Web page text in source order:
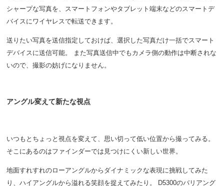
シャープな写真を、スマートフォンやタブレット端末などのスマートデ
バイスにワイヤレスで転送できます。
送りたい写真を送信指定しておけば、選択した写真だけ一括でスマート
デバイスに送信可能。 また写真送信中でもカメラ側の動作は中断されな
いので、撮影の妨げになりません。
アングル変えて新たな視点
いつもとちょっと視点を変えて、思い切って低い位置から撮ってみる。
そこにあるのはファインダーでは見つけにくい新しい世界。
地面すれすれのローアングルからダイナミックな表現に挑戦してみた
り、ハイアングルから溢れる笑顔を捉えてみたり。 D5300のバリアング